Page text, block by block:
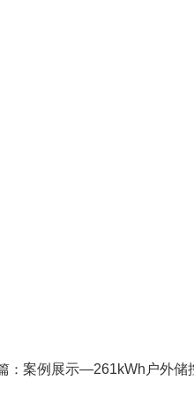
： 案例展示—261kWh户外储